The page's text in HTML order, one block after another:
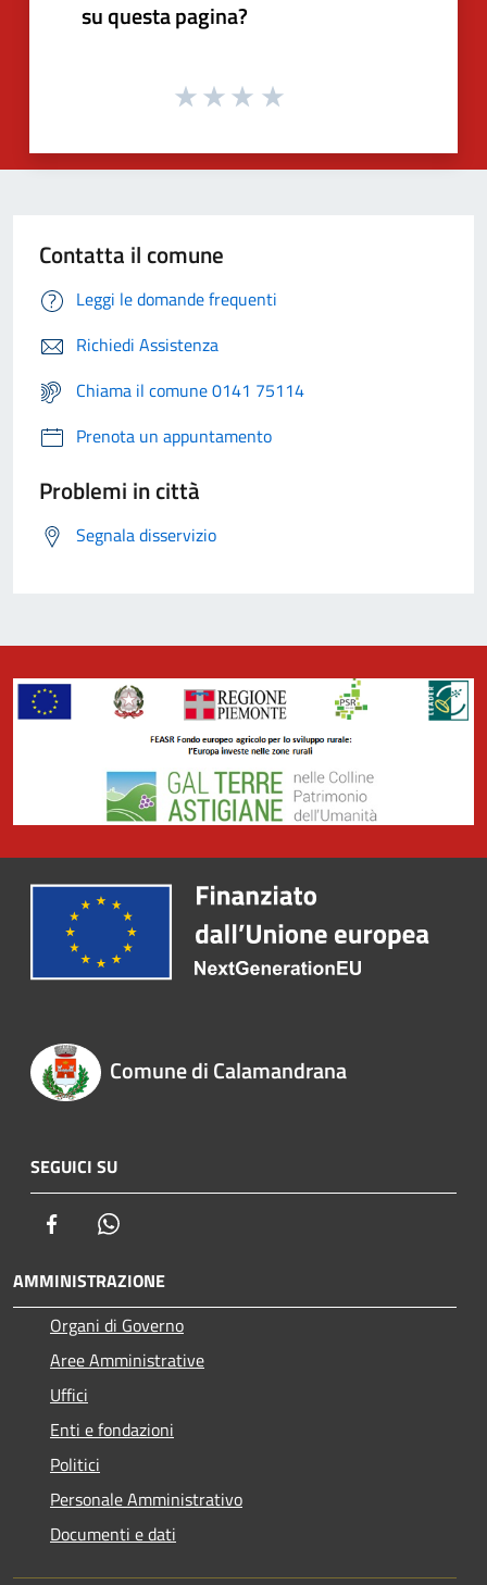
su questa pagina?
Contatta il comune
Leggi le domande frequenti
Richiedi Assistenza
Chiama il comune 0141 75114
Prenota un appuntamento
Problemi in città
Segnala disservizio
Comune di Calamandrana
SEGUICI SU
Facebook
AMMINISTRAZIONE
Organi di Governo
Aree Amministrative
Uffici
Enti e fondazioni
Politici
Personale Amministrativo
Documenti e dati